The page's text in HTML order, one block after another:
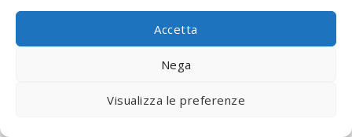
Accetta
Nega
Visualizza le preferenze